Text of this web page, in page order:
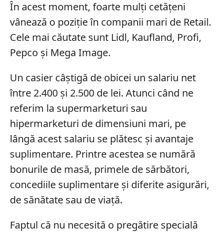
În acest moment, foarte mulți cetățeni
vânează o poziție în companii mari de Retail.
Cele mai căutate sunt Lidl, Kaufland, Profi,
Pepco și Mega Image.
Un casier câștigă de obicei un salariu net
între 2.400 și 2.500 de lei. Atunci când ne
referim la supermarketuri sau
hipermarketuri de dimensiuni mari, pe
lângă acest salariu se plătesc și avantaje
suplimentare. Printre acestea se numără
bonurile de masă, primele de sărbători,
concediile suplimentare și diferite asigurări,
de sănătate sau de viață.
Faptul că nu necesită o pregătire specială